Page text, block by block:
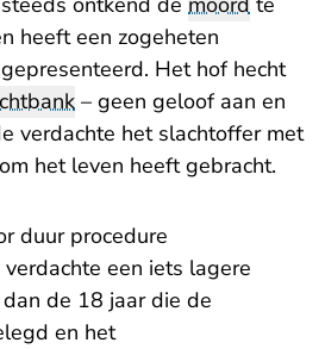
heeft een zogeheten
Het hof hecht
– geen geloof aan en
verdachte het slachtoffer met
het leven heeft gebracht.
duur procedure
een iets lagere
de 18 jaar die de
en het